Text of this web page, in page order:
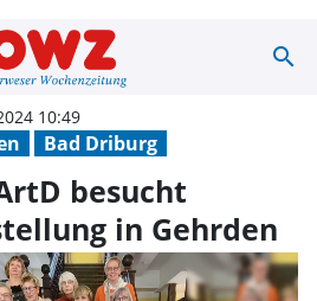
Kunstverein search
Bad Driburg
10:49
besucht
in Gehrden